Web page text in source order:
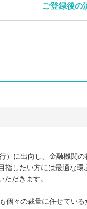
ご登録後の
に出向し、金融機関の
したい方には最適な環
だきます。
々の裁量に任せてい